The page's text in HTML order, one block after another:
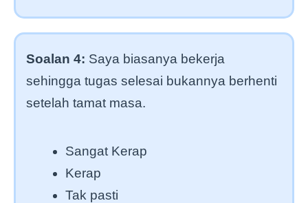
Soalan 4: Saya biasanya bekerja
sehingga tugas selesai bukannya berhenti
setelah tamat masa.
Sangat Kerap
Kerap
Tak pasti